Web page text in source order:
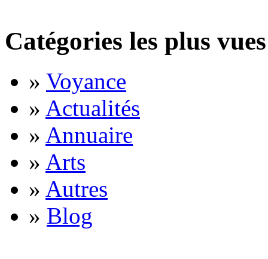
Catégories les plus vues
» Voyance
» Actualités
» Annuaire
» Arts
» Autres
» Blog